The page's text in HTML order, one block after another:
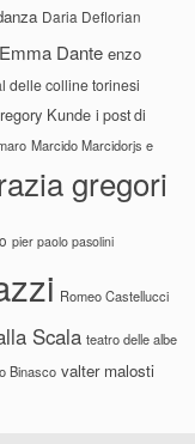
Daria Deflorian
Emma Dante enzo
delle colline torinesi
Kunde i post di
Marcido Marcidorjs e
gregori
pier paolo pasolini
Romeo Castellucci
Scala teatro delle albe
Binasco valter malosti